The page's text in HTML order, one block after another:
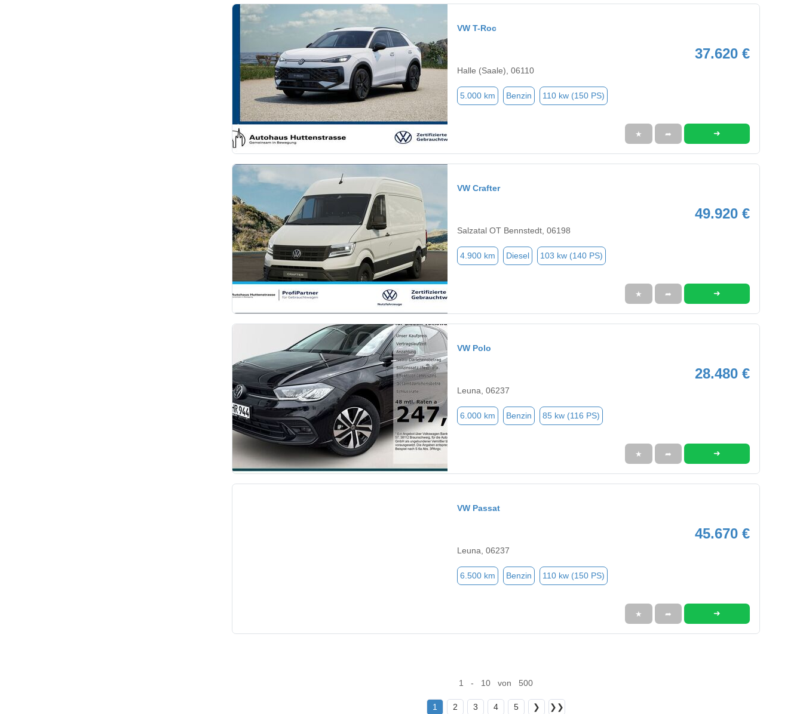
VW T-Roc
37.620 €
Halle (Saale), 06110
5.000 km Benzin 110 kw (150 PS)
★ ➦ ➜
VW Crafter
49.920 €
Salzatal OT Bennstedt, 06198
4.900 km Diesel 103 kw (140 PS)
★ ➦ ➜
VW Polo
28.480 €
Leuna, 06237
6.000 km Benzin 85 kw (116 PS)
★ ➦ ➜
VW Passat
45.670 €
Leuna, 06237
6.500 km Benzin 110 kw (150 PS)
★ ➦ ➜
1 - 10 von 500
1 2 3 4 5 ❯ ❯❯